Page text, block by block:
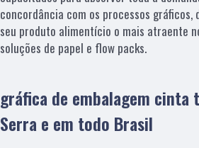
concordância com os processos
seu produto alimentício o mais atraente
soluções de papel e flow packs.
gráfica de embalagem cinta
Serra e em todo Brasil